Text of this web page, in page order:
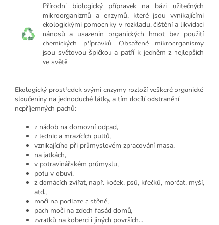
Přírodní biologický přípravek na bázi užitečných
mikroorganizmů a enzymů, které jsou vynikajícími
ekologickými pomocníky v rozkladu, čištění a likvidaci
nánosů a usazenin organických hmot bez použití
chemických přípravků. Obsažené mikroorganismy
jsou světovou špičkou a patří k jedněm z nejlepších
ve světě
Ekologický prostředek svými enzymy rozloží veškeré organické
sloučeniny na jednoduché látky, a tím docílí odstranění
nepříjemných pachů:
z nádob na domovní odpad,
z lednic a mrazících pultů,
vznikajícího při průmyslovém zpracování masa,
na jatkách,
v potravinářském průmyslu,
potu v obuvi,
z domácích zvířat, např. koček, psů, křečků, morčat, myší,
atd.,
moči na podlaze a stěně,
pach moči na zdech fasád domů,
zvratků na koberci i jiných površích...